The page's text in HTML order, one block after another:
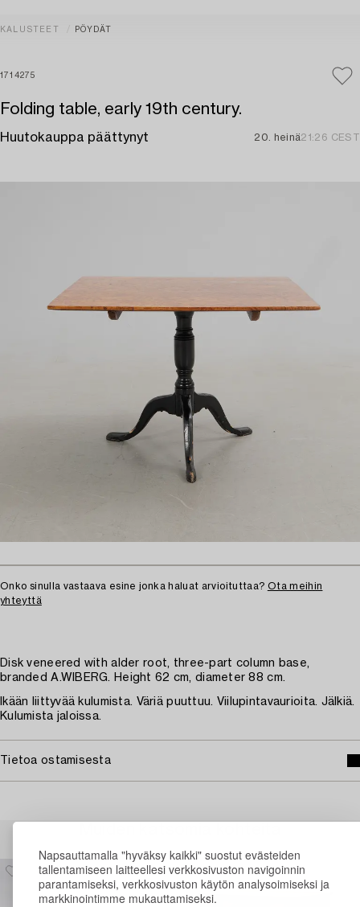
Napsauttamalla "hyväksy kaikki" suostut evästeiden
tallentamiseen laitteellesi verkkosivuston navigoinnin
parantamiseksi, verkkosivuston käytön analysoimiseksi ja
markkinointimme mukauttamiseksi.
KALUSTEET PÖYDÄT
1714275
Folding table, early 19th century.
Huutokauppa päättynyt 20. heinä21:26 CEST
Onko sinulla vastaava esine jonka haluat arvioituttaa? Ota meihin
yhteyttä
Disk veneered with alder root, three-part column base,
branded A.WIBERG. Height 62 cm, diameter 88 cm.
Ikään liittyvää kulumista. Väriä puuttuu. Viilupintavaurioita. Jälkiä.
Kulumista jaloissa.
Tietoa ostamisesta